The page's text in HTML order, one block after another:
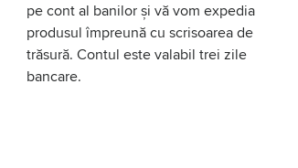
pe cont al banilor și vă vom expedia
produsul împreună cu scrisoarea de
trăsură. Contul este valabil trei zile
bancare.